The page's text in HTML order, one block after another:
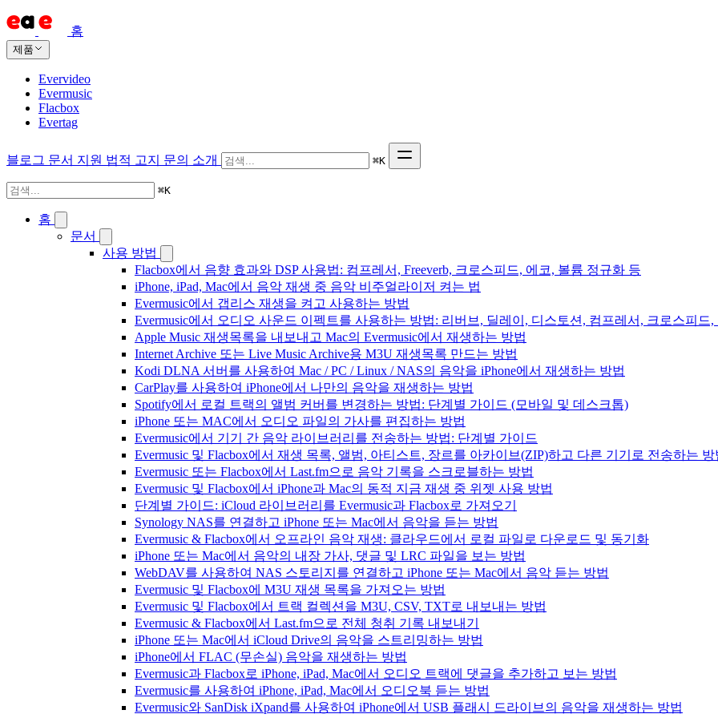
홈
제품
Evervideo
Evermusic
Flacbox
Evertag
블로그 문서 지원 법적 고지 문의 소개 ⌘K
⌘K
홈
문서
사용 방법
Flacbox에서 음향 효과와 DSP 사용법: 컴프레서, Freeverb, 크로스피드, 에코, 볼륨 정규화 등
iPhone, iPad, Mac에서 음악 재생 중 음악 비주얼라이저 켜는 법
Evermusic에서 갭리스 재생을 켜고 사용하는 방법
Evermusic에서 오디오 사운드 이펙트를 사용하는 방법: 리버브, 딜레이, 디스토션, 컴프레서, 크로스피드
Apple Music 재생목록을 내보내고 Mac의 Evermusic에서 재생하는 방법
Internet Archive 또는 Live Music Archive용 M3U 재생목록 만드는 방법
Kodi DLNA 서버를 사용하여 Mac / PC / Linux / NAS의 음악을 iPhone에서 재생하는 방법
CarPlay를 사용하여 iPhone에서 나만의 음악을 재생하는 방법
Spotify에서 로컬 트랙의 앨범 커버를 변경하는 방법: 단계별 가이드 (모바일 및 데스크톱)
iPhone 또는 MAC에서 오디오 파일의 가사를 편집하는 방법
Evermusic에서 기기 간 음악 라이브러리를 전송하는 방법: 단계별 가이드
Evermusic 및 Flacbox에서 재생 목록, 앨범, 아티스트, 장르를 아카이브(ZIP)하고 다른 기기로 전송하는 방
Evermusic 또는 Flacbox에서 Last.fm으로 음악 기록을 스크로블하는 방법
Evermusic 및 Flacbox에서 iPhone과 Mac의 동적 지금 재생 중 위젯 사용 방법
단계별 가이드: iCloud 라이브러리를 Evermusic과 Flacbox로 가져오기
Synology NAS를 연결하고 iPhone 또는 Mac에서 음악을 듣는 방법
Evermusic & Flacbox에서 오프라인 음악 재생: 클라우드에서 로컬 파일로 다운로드 및 동기화
iPhone 또는 Mac에서 음악의 내장 가사, 댓글 및 LRC 파일을 보는 방법
WebDAV를 사용하여 NAS 스토리지를 연결하고 iPhone 또는 Mac에서 음악 듣는 방법
Evermusic 및 Flacbox에 M3U 재생 목록을 가져오는 방법
Evermusic 및 Flacbox에서 트랙 컬렉션을 M3U, CSV, TXT로 내보내는 방법
Evermusic & Flacbox에서 Last.fm으로 전체 청취 기록 내보내기
iPhone 또는 Mac에서 iCloud Drive의 음악을 스트리밍하는 방법
iPhone에서 FLAC (무손실) 음악을 재생하는 방법
Evermusic과 Flacbox로 iPhone, iPad, Mac에서 오디오 트랙에 댓글을 추가하고 보는 방법
Evermusic를 사용하여 iPhone, iPad, Mac에서 오디오북 듣는 방법
Evermusic와 SanDisk iXpand를 사용하여 iPhone에서 USB 플래시 드라이브의 음악을 재생하는 방법